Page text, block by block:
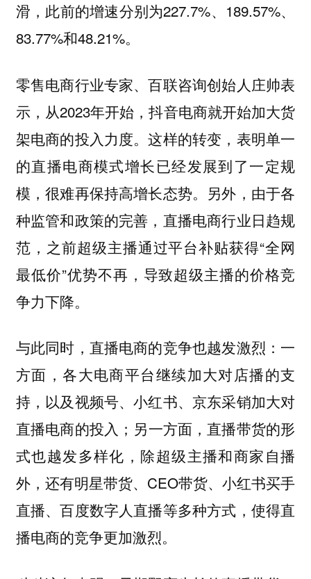
滑，此前的增速分别为227.7%、189.57%、
83.77%和48.21%。
零售电商行业专家、百联咨询创始人庄帅表
示，从2023年开始，抖音电商就开始加大货
架电商的投入力度。这样的转变，表明单一
的直播电商模式增长已经发展到了一定规
模，很难再保持高增长态势。另外，由于各
种监管和政策的完善，直播电商行业日趋规
范，之前超级主播通过平台补贴获得“全网
最低价”优势不再，导致超级主播的价格竞
争力下降。
与此同时，直播电商的竞争也越发激烈：一
方面，各大电商平台继续加大对店播的支
持，以及视频号、小红书、京东采销加大对
直播电商的投入；另一方面，直播带货的形
式也越发多样化，除超级主播和商家自播
外，还有明星带货、CEO带货、小红书买手
直播、百度数字人直播等多种方式，使得直
播电商的竞争更加激烈。